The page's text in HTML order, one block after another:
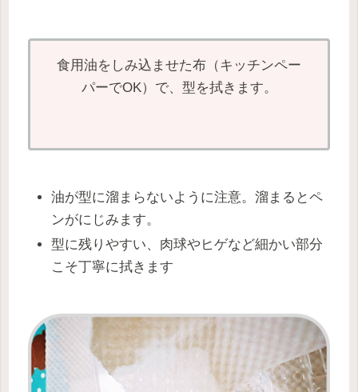
食用油をしみ込ませた布（キッチンペー
パーでOK）で、型を拭きます。
油が型に溜まらないように注意。溜まるとペ
ンがにじみます。
型に残りやすい、肉球やヒゲなど細かい部分
こそ丁寧に拭きます